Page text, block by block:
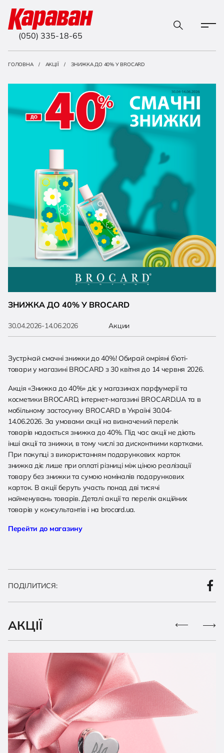
(050) 335-18-65
ГОЛОВНА АКЦІЇ ЗНИЖКА ДО 40% У BROCARD
ЗНИЖКА ДО 40% У BROCARD
30.04.2026-14.06.2026 Акции
Зустрічай смачні знижки до 40%! Обирай омріяні б’юті-
товари у магазині BROCARD з 30 квітня до 14 червня 2026.
Акція «Знижка до 40%» діє у магазинах парфумерії та
косметики BROCARD, інтернет-магазині BROCARD.UA та в
мобільному застосунку BROCARD в Україні 30.04-
14.06.2026. За умовами акції на визначений перелік
товарів надається знижка до 40%. Під час акції не діють
інші акції та знижки, в тому числі за дисконтними картками.
При покупці з використанням подарункових карток
знижка діє лише при оплаті різниці між ціною реалізації
товару без знижки та сумою номіналів подарункових
карток. В акції беруть участь понад дві тисячі
найменувань товарів. Деталі акції та перелік акційних
товарів у консультантів і на brocard.ua.
Перейти до магазину
ПОДІЛИТИСЯ:
АКЦІЇ